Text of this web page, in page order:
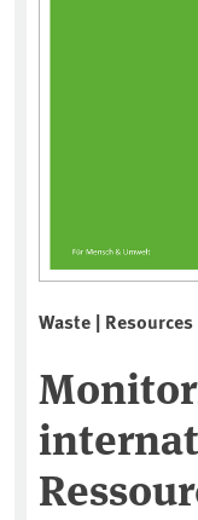
Waste | Resources